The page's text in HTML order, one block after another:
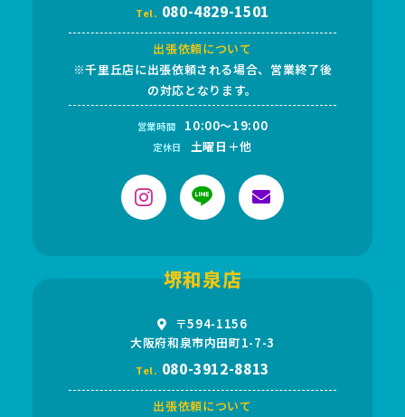
Tel. 080-4829-1501
出張依頼について
※千里丘店に出張依頼される場合、営業終了後
の対応となります。
営業時間 10:00～19:00
定休日 土曜日＋他
堺和泉店
〒594-1156
大阪府和泉市内田町1-7-3
Tel. 080-3912-8813
出張依頼について